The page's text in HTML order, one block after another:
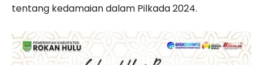
tentang kedamaian dalam Pilkada 2024.